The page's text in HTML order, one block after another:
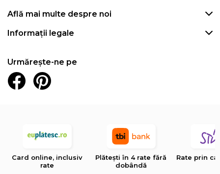
Află mai multe despre noi
Informații legale
Urmărește-ne pe
Card online, inclusiv
rate
Plătești în 4 rate fără
dobândă
Rate prin